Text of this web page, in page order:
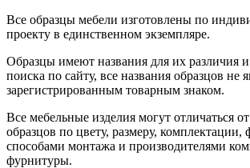
Все образцы мебели изготовлены по
проекту в единственном экземпляре.
Образцы имеют названия для их различия
поиска по сайту, все названия образцов не
зарегистрированным товарным знаком.
Все мебельные изделия могут отличаться
образцов по цвету, размеру, комплектации,
способами монтажа и производителями
фурнитуры.